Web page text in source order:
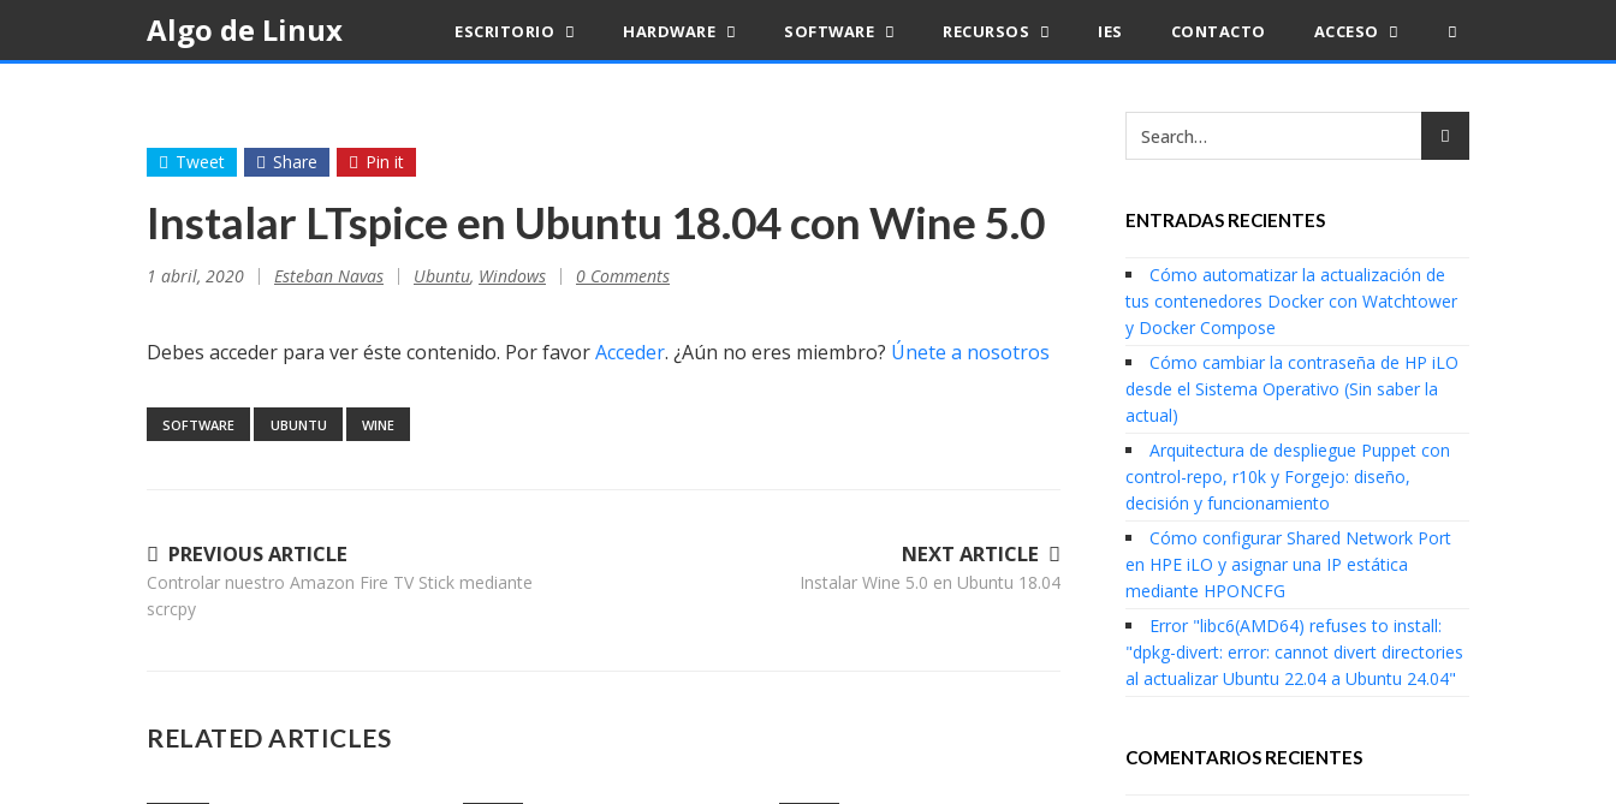
content
Algo de Linux ESCRITORIO HARDWARE SOFTWARE RECURSOS IES CONTACTO ACCESO
Tweet Share Pin it
Instalar LTspice en Ubuntu 18.04 con Wine 5.0
1 abril, 2020 Esteban Navas Ubuntu, Windows 0 Comments
Debes acceder para ver éste contenido. Por favorAcceder. ¿Aún no eres miembro? Únete a nosotros
SOFTWARE UBUNTU WINE
Navegación
de
NEXT ARTICLE
Instalar Wine 5.0 en Ubuntu 18.04
PREVIOUS ARTICLE
Controlar nuestro Amazon Fire TV Stick mediante
scrcpy
RELATED ARTICLES
ENTRADAS RECIENTES
Cómo automatizar la actualización de
tus contenedores Docker con Watchtower
y Docker Compose
Cómo cambiar la contraseña de HP iLO
desde el Sistema Operativo (Sin saber la
actual)
Arquitectura de despliegue Puppet con
control-repo, r10k y Forgejo: diseño,
decisión y funcionamiento
Cómo configurar Shared Network Port
en HPE iLO y asignar una IP estática
mediante HPONCFG
Error "libc6(AMD64) refuses to install:
"dpkg-divert: error: cannot divert directories
al actualizar Ubuntu 22.04 a Ubuntu 24.04"
COMENTARIOS RECIENTES